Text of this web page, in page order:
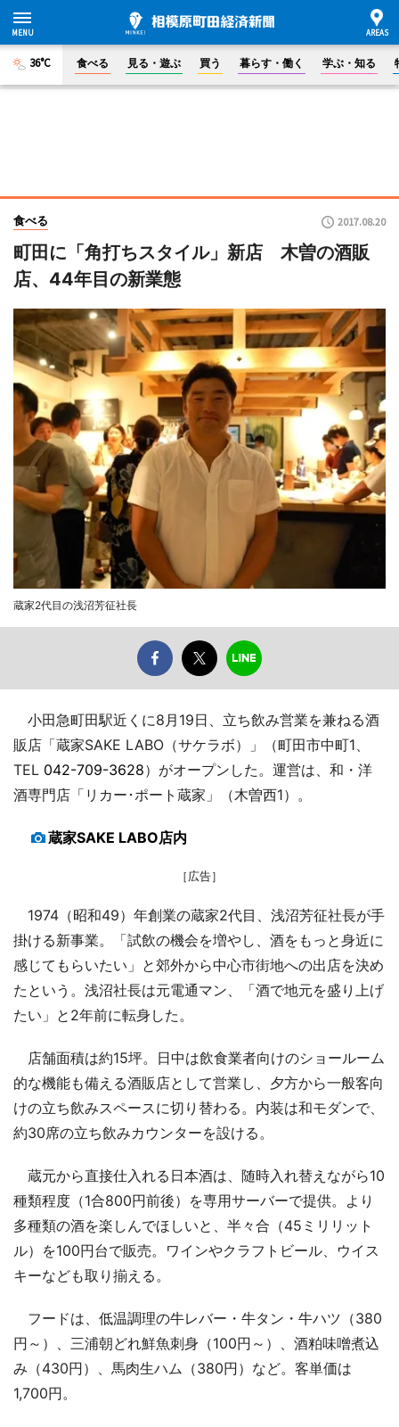
36°C 食べる 見る・遊ぶ 買う 暮らす・働く 学ぶ・知る
食べる 2017.08.20
町田に「角打ちスタイル」新店 木曽の酒販
店、44年目の新業態
蔵家2代目の浅沼芳征社長
小田急町田駅近くに8月19日、立ち飲み営業を兼ねる酒
販店「蔵家SAKE LABO（サケラボ）」（町田市中町1、
TEL 042-709-3628）がオープンした。運営は、和・洋
酒専門店「リカー･ポート蔵家」（木曽西1）。
蔵家SAKE LABO店内
［広告］
1974（昭和49）年創業の蔵家2代目、浅沼芳征社長が手
掛ける新事業。「試飲の機会を増やし、酒をもっと身近に
感じてもらいたい」と郊外から中心市街地への出店を決め
たという。浅沼社長は元電通マン、「酒で地元を盛り上げ
たい」と2年前に転身した。
店舗面積は約15坪。日中は飲食業者向けのショールーム
的な機能も備える酒販店として営業し、夕方から一般客向
けの立ち飲みスペースに切り替わる。内装は和モダンで、
約30席の立ち飲みカウンターを設ける。
蔵元から直接仕入れる日本酒は、随時入れ替えながら10
種類程度（1合800円前後）を専用サーバーで提供。より
多種類の酒を楽しんでほしいと、半々合（45ミリリット
ル）を100円台で販売。ワインやクラフトビール、ウイス
キーなども取り揃える。
フードは、低温調理の牛レバー・牛タン・牛ハツ（380
円～）、三浦朝どれ鮮魚刺身（100円～）、酒粕味噌煮込
み（430円）、馬肉生ハム（380円）など。客単価は
1,700円。